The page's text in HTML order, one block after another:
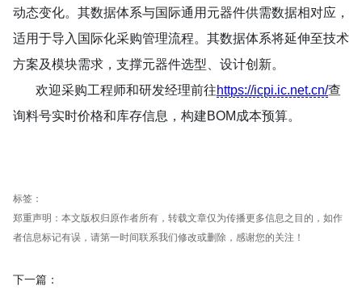
动态变化。其数据体系与国际通用元器件供需数据相对应，
适用于导入国际化采购管理流程。其数据体系将延伸至技术
方案及模块需求，支撑元器件选型、设计创新。
欢迎采购工程师和研发经理前往https://icpi.ic.net.cn/查
询料号实时价格和库存信息，构建BOM成本预算。
标签：
郑重声明：本文版权归原作者所有，转载文章仅为传播更多信息之目的，如作
者信息标记有误，请第一时间联系我们修改或删除，感谢您的关注！
下一篇：